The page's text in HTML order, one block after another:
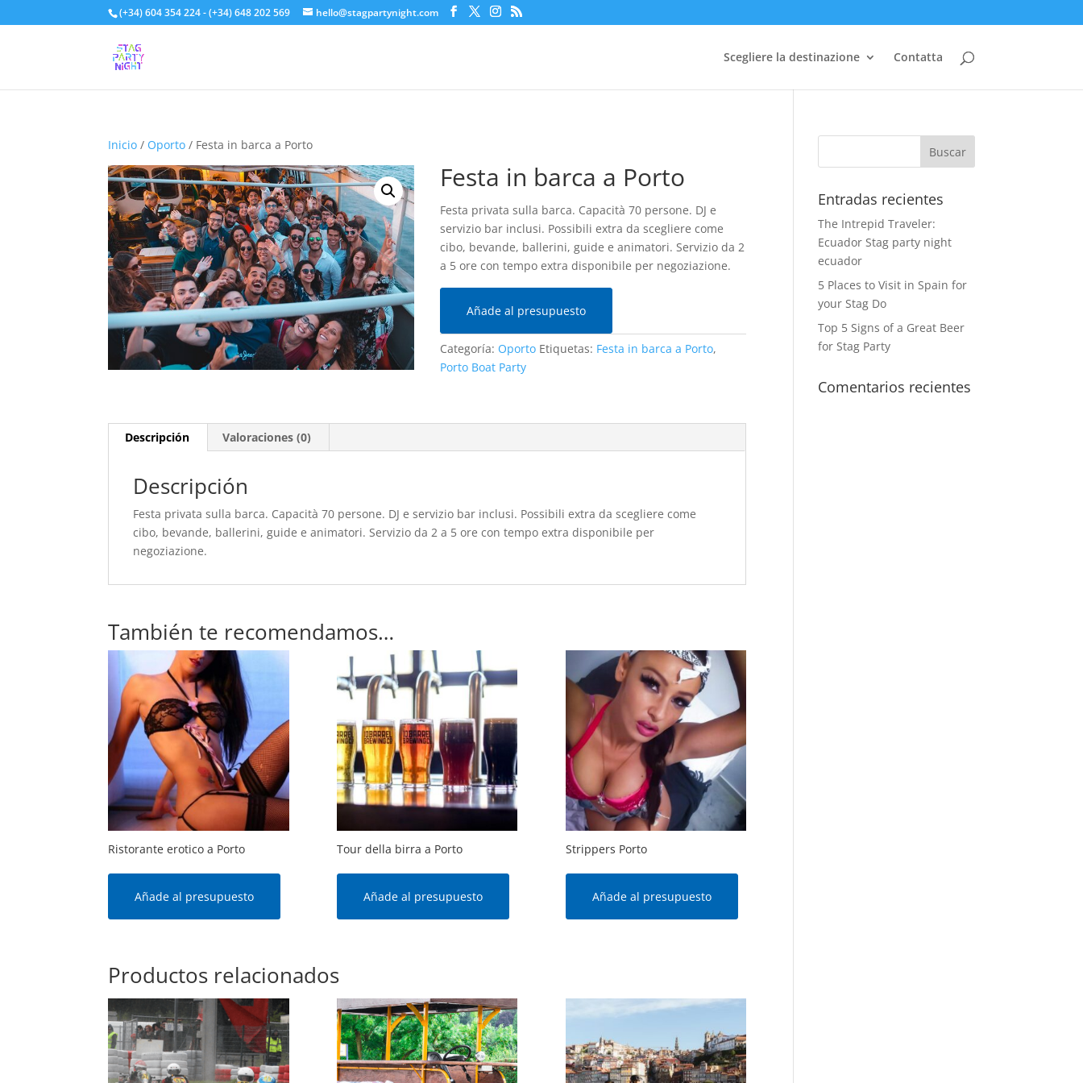
(+34) 604 354 224 - (+34) 648 202 569 hello@stagpartynight.com
Scegliere la destinazione Contatta
Inicio / Oporto / Festa in barca a Porto
Festa in barca a Porto
Festa privata sulla barca. Capacità 70 persone. DJ e
servizio bar inclusi. Possibili extra da scegliere come
cibo, bevande, ballerini, guide e animatori. Servizio da 2
a 5 ore con tempo extra disponibile per negoziazione.
Añade al presupuesto
Categoría: Oporto Etiquetas: Festa in barca a Porto,
Porto Boat Party
Descripción Valoraciones (0)
Descripción
Festa privata sulla barca. Capacità 70 persone. DJ e servizio bar inclusi. Possibili extra da scegliere come
cibo, bevande, ballerini, guide e animatori. Servizio da 2 a 5 ore con tempo extra disponibile per
negoziazione.
También te recomendamos…
Ristorante erotico a Porto
Añade al presupuesto
Tour della birra a Porto
Añade al presupuesto
Strippers Porto
Añade al presupuesto
Productos relacionados
Entradas recientes
The Intrepid Traveler:
Ecuador Stag party night
ecuador
5 Places to Visit in Spain for
your Stag Do
Top 5 Signs of a Great Beer
for Stag Party
Comentarios recientes